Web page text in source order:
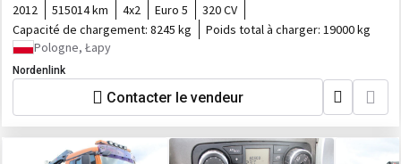
2012 515014 km 4x2 Euro 5
320 CV
Capacité de chargement: 8245 kg Poids total à charger: 19000 kg
Pologne, Łapy
Nordenlink
Contacter le vendeur